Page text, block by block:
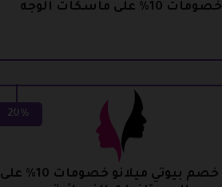
خصومات 10% على ماسكات الوجه
20%
كود خصم بيوتي ميلانو خصومات 10% على